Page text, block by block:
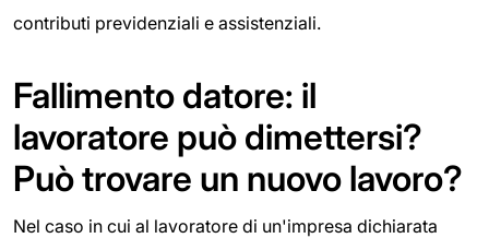
contributi previdenziali e assistenziali.
Fallimento datore: il
lavoratore può dimettersi?
Può trovare un nuovo lavoro?
Nel caso in cui al lavoratore di un'impresa dichiarata